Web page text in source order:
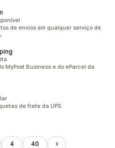
de envios em qualquer serviço de
MyPost Business e do eParcel da
de frete da UPS
4 40